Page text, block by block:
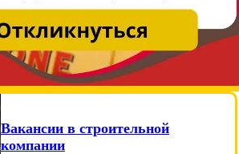
Вакансии в строительной
компании